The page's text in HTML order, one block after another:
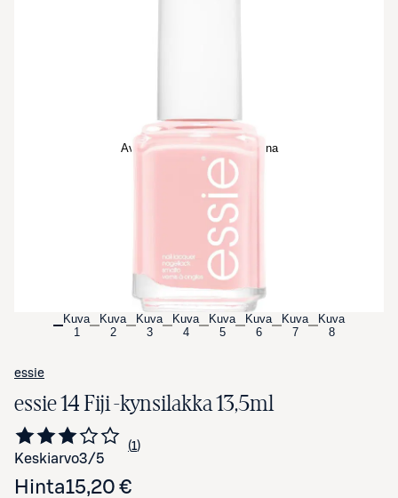
Avaa tuotekuva suurennettuna
Kuva
1
Kuva
2
Kuva
3
Kuva
4
Kuva
5
Kuva
6
Kuva
7
Kuva
8
essie
essie 14 Fiji -kynsilakka 13,5ml
Keskiarvo3/5 Siirry arvioihin
1
kappale
Hinta15,20 €